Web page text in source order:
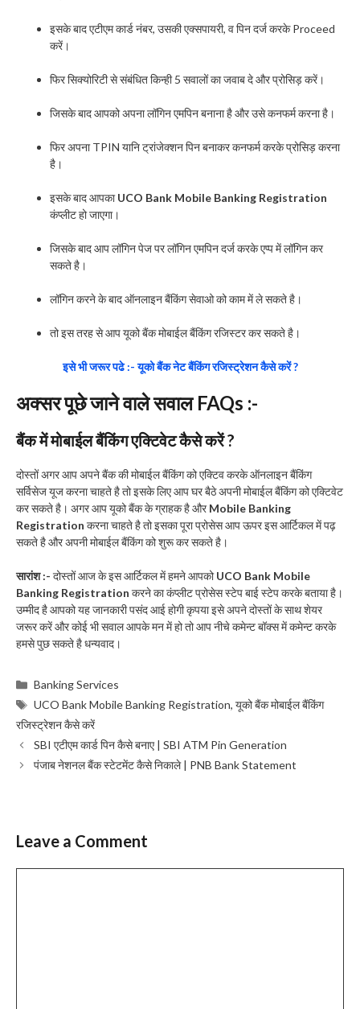
इसके बाद एटीएम कार्ड नंबर, उसकी एक्सपायरी, व पिन दर्ज करके Proceed
करें।
फिर सिक्योरिटी से संबंधित किन्ही 5 सवालों का जवाब दे और प्रोसिड़ करें।
जिसके बाद आपको अपना लॉगिन एमपिन बनाना है और उसे कनफर्म करना है।
फिर अपना TPIN यानि ट्रांजेक्शन पिन बनाकर कनफर्म करके प्रोसिड़ करना
है।
इसके बाद आपकाUCO Bank Mobile Banking Registration
कंप्लीट हो जाएगा।
जिसके बाद आप लॉगिन पेज पर लॉगिन एमपिन दर्ज करके एप्प में लॉगिन कर
सकते है।
लॉगिन करने के बाद ऑनलाइन बैंकिंग सेवाओ को काम में ले सकते है।
तो इस तरह से आप यूको बैंक मोबाईल बैंकिंग रजिस्टर कर सकते है।
इसे भी जरूर पढे :- यूको बैंक नेट बैंकिंग रजिस्ट्रेशन कैसे करें ?
अक्सर पूछे जाने वाले सवाल FAQs :-
बैंक में मोबाईल बैंकिंग एक्टिवेट कैसे करें ?
दोस्तों अगर आप अपने बैंक की मोबाईल बैंकिंग को एक्टिव करके ऑनलाइन बैंकिंग
सर्विसेज यूज करना चाहते है तो इसके लिए आप घर बैठे अपनी मोबाईल बैंकिंग को एक्टिवेट
कर सकते है। अगर आप यूको बैंक के ग्राहक है औरMobile Banking
Registration करना चाहते है तो इसका पूरा प्रोसेस आप ऊपर इस आर्टिकल में पढ़
सकते है और अपनी मोबाईल बैंकिंग को शुरू कर सकते है।
सारांश :- दोस्तों आज के इस आर्टिकल में हमने आपकोUCO Bank Mobile
Banking Registration करने का कंप्लीट प्रोसेस स्टेप बाई स्टेप करके बताया है।
उम्मीद है आपको यह जानकारी पसंद आई होगी कृपया इसे अपने दोस्तों के साथ शेयर
जरूर करें और कोई भी सवाल आपके मन में हो तो आप नीचे कमेन्ट बॉक्स में कमेन्ट करके
हमसे पुछ सकते है धन्यवाद।
Categories
Banking Services
Tags
UCO Bank Mobile Banking Registration,यूको बैंक मोबाईल बैंकिंग
रजिस्ट्रेशन कैसे करें
SBI एटीएम कार्ड पिन कैसे बनाए | SBI ATM Pin Generation
पंजाब नेशनल बैंक स्टेटमेंट कैसे निकाले | PNB Bank Statement
Leave a Comment